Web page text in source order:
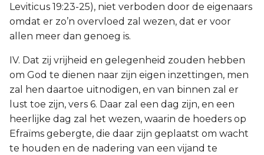
Leviticus 19:23-25), niet verboden door de eigenaars
omdat er zo’n overvloed zal wezen, dat er voor
allen meer dan genoeg is.
IV. Dat zij vrijheid en gelegenheid zouden hebben
om God te dienen naar zijn eigen inzettingen, men
zal hen daartoe uitnodigen, en van binnen zal er
lust toe zijn, vers 6. Daar zal een dag zijn, en een
heerlijke dag zal het wezen, waarin de hoeders op
Efraïms gebergte, die daar zijn geplaatst om wacht
te houden en de nadering van een vijand te